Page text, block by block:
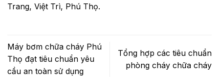
Trang, Việt Trì, Phú Thọ.
Máy bơm chữa cháy Phú
Thọ đạt tiêu chuẩn yêu
cầu an toàn sử dụng
Tổng hợp các tiêu chuẩn
phòng cháy chữa cháy